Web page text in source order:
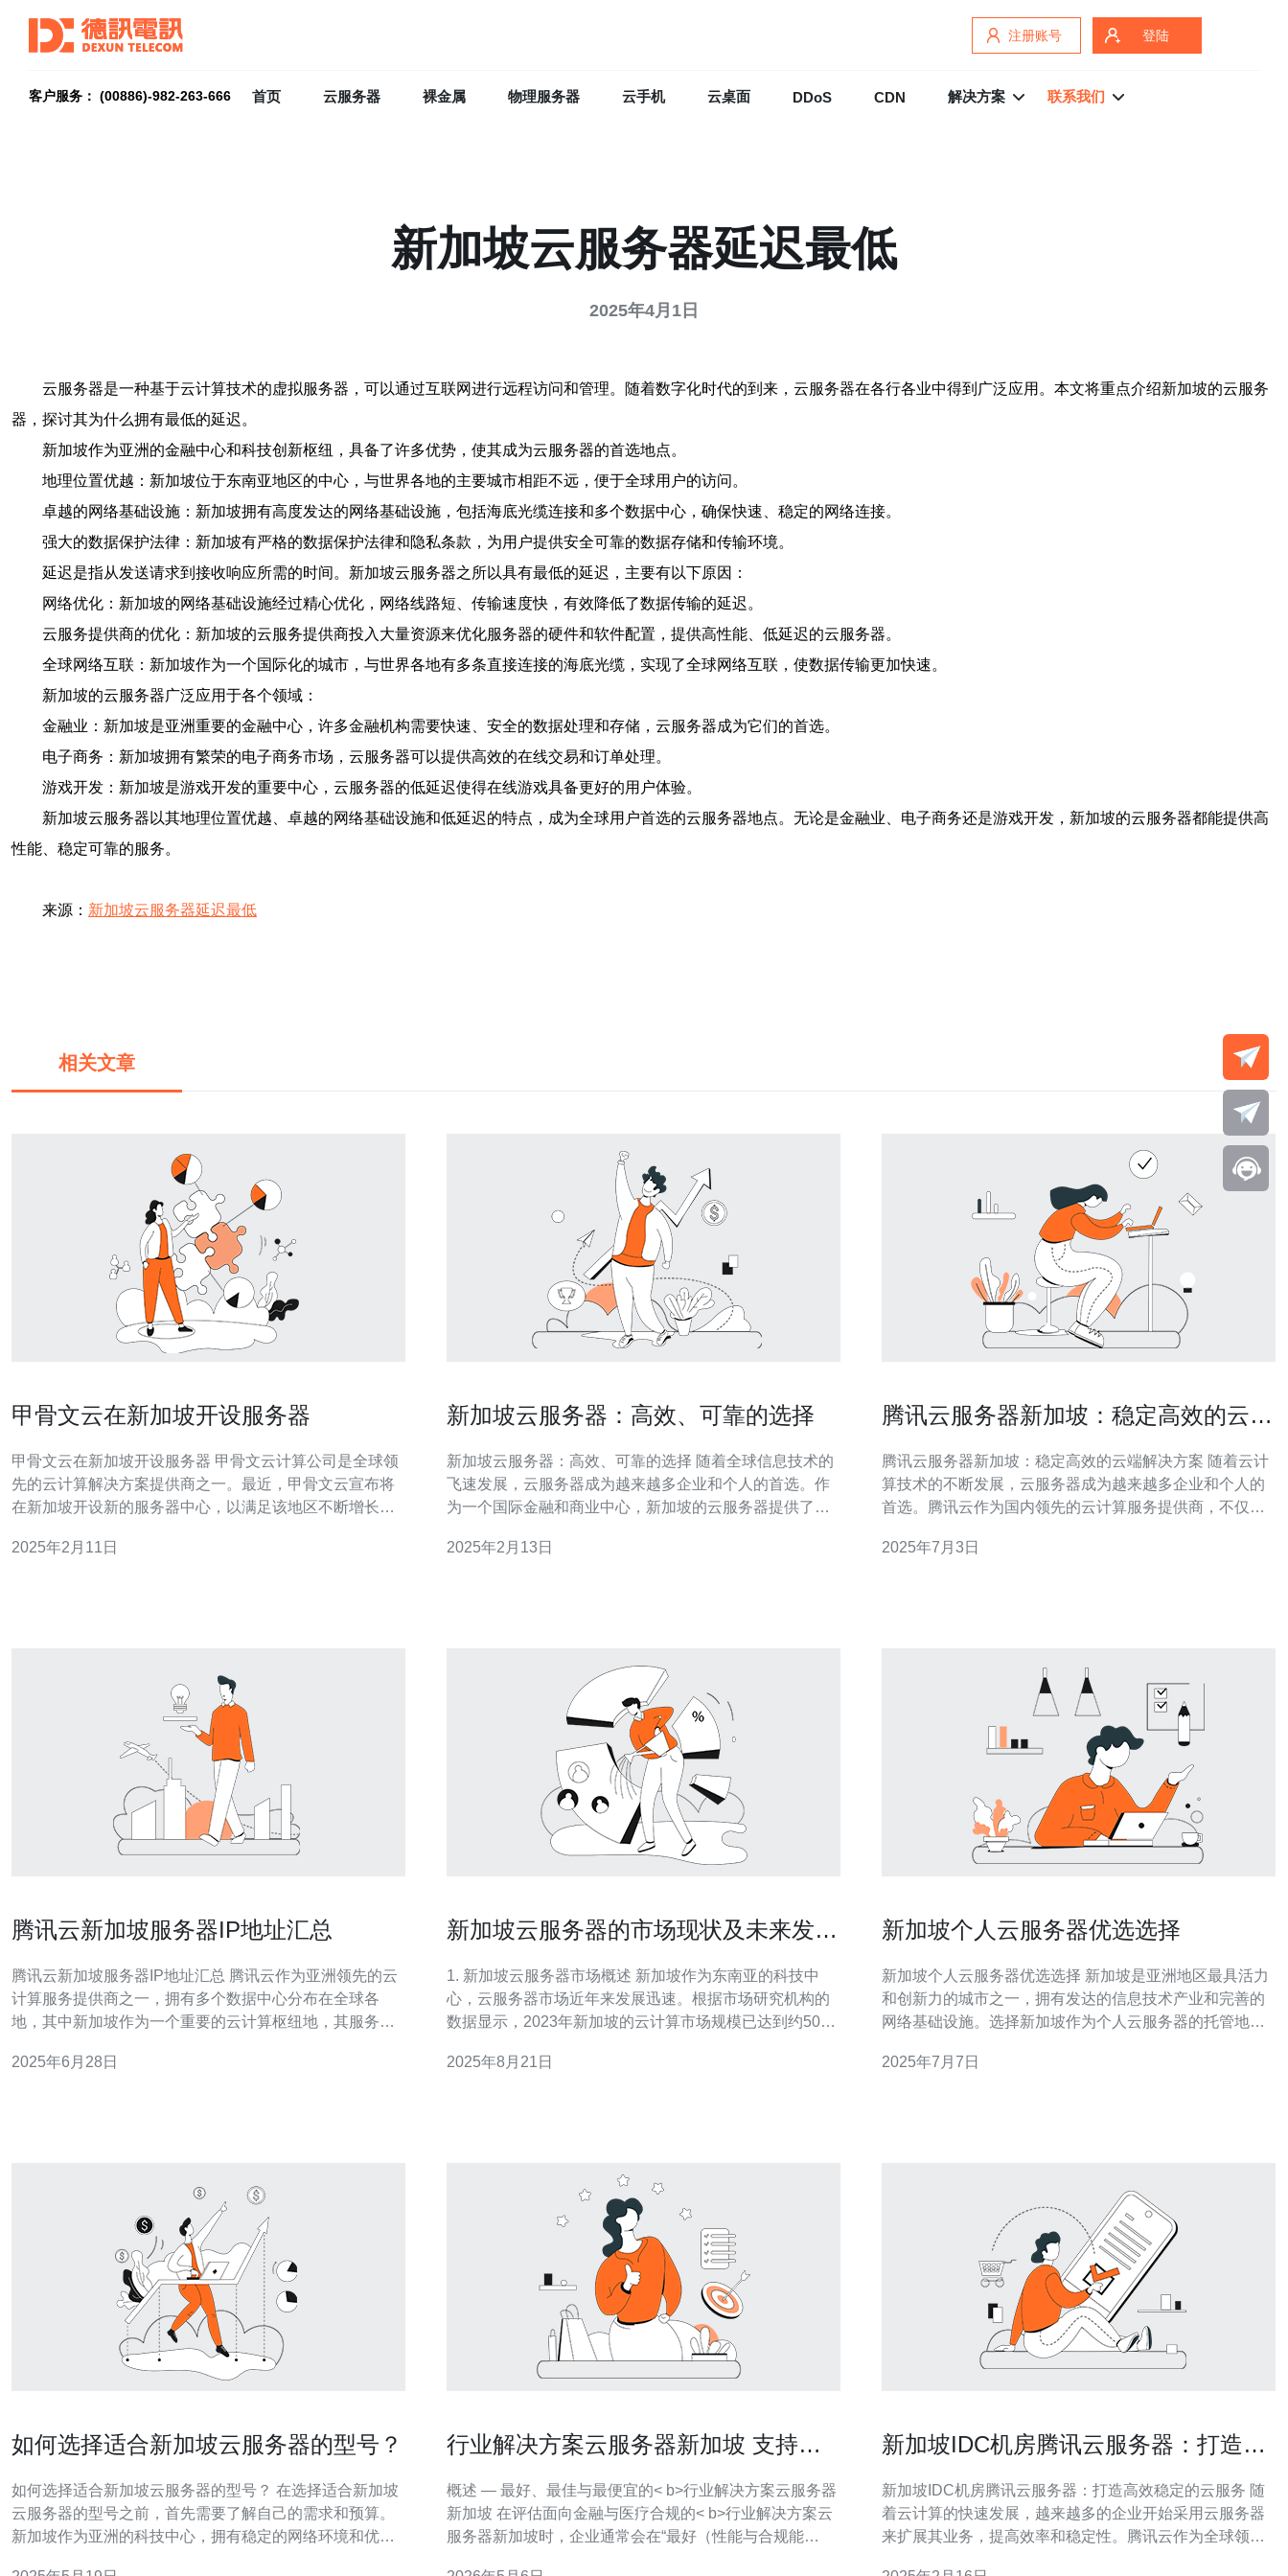
注册账号 登陆
客户服务： (00886)-982-263-666 首页 云服务器 裸金属 物理服务器 云手机 云桌面 DDoS CDN 解决方案 联系我们
新加坡云服务器延迟最低
2025年4月1日
云服务器是一种基于云计算技术的虚拟服务器，可以通过互联网进行远程访问和管理。随着数字化时代的到来，云服务器在各行各业中得到广泛应用。本文将重点介绍新加坡的云服务
器，探讨其为什么拥有最低的延迟。
新加坡作为亚洲的金融中心和科技创新枢纽，具备了许多优势，使其成为云服务器的首选地点。
地理位置优越：新加坡位于东南亚地区的中心，与世界各地的主要城市相距不远，便于全球用户的访问。
卓越的网络基础设施：新加坡拥有高度发达的网络基础设施，包括海底光缆连接和多个数据中心，确保快速、稳定的网络连接。
强大的数据保护法律：新加坡有严格的数据保护法律和隐私条款，为用户提供安全可靠的数据存储和传输环境。
延迟是指从发送请求到接收响应所需的时间。新加坡云服务器之所以具有最低的延迟，主要有以下原因：
网络优化：新加坡的网络基础设施经过精心优化，网络线路短、传输速度快，有效降低了数据传输的延迟。
云服务提供商的优化：新加坡的云服务提供商投入大量资源来优化服务器的硬件和软件配置，提供高性能、低延迟的云服务器。
全球网络互联：新加坡作为一个国际化的城市，与世界各地有多条直接连接的海底光缆，实现了全球网络互联，使数据传输更加快速。
新加坡的云服务器广泛应用于各个领域：
金融业：新加坡是亚洲重要的金融中心，许多金融机构需要快速、安全的数据处理和存储，云服务器成为它们的首选。
电子商务：新加坡拥有繁荣的电子商务市场，云服务器可以提供高效的在线交易和订单处理。
游戏开发：新加坡是游戏开发的重要中心，云服务器的低延迟使得在线游戏具备更好的用户体验。
新加坡云服务器以其地理位置优越、卓越的网络基础设施和低延迟的特点，成为全球用户首选的云服务器地点。无论是金融业、电子商务还是游戏开发，新加坡的云服务器都能提供高
性能、稳定可靠的服务。
来源： 新加坡云服务器延迟最低
相关文章
甲骨文云在新加坡开设服务器
甲骨文云在新加坡开设服务器 甲骨文云计算公司是全球领
先的云计算解决方案提供商之一。最近，甲骨文云宣布将
在新加坡开设新的服务器中心，以满足该地区不断增长的
美国加利福尼亚州。该公司提供各种云计算服务，包括基
2025年2月11日
新加坡云服务器：高效、可靠的选择
新加坡云服务器：高效、可靠的选择 随着全球信息技术的
飞速发展，云服务器成为越来越多企业和个人的首选。作
为一个国际金融和商业中心，新加坡的云服务器提供了高
点。 新加坡拥有先进的通信基础设施和高速网络连接，使
2025年2月13日
腾讯云服务器新加坡：稳定高效的云端
腾讯云服务器新加坡：稳定高效的云端解决方案 随着云计
算技术的不断发展，云服务器成为越来越多企业和个人的
首选。腾讯云作为国内领先的云计算服务提供商，不仅在
绩。其中，腾讯云服务器在新加坡地区备受青睐，成为许
2025年7月3日
腾讯云新加坡服务器IP地址汇总
腾讯云新加坡服务器IP地址汇总 腾讯云作为亚洲领先的云
计算服务提供商之一，拥有多个数据中心分布在全球各
地，其中新加坡作为一个重要的云计算枢纽地，其服务器
细汇总： 以下是腾讯云在新加坡地区的服务器IP地址列
2025年6月28日
新加坡云服务器的市场现状及未来发展
1. 新加坡云服务器市场概述 新加坡作为东南亚的科技中
心，云服务器市场近年来发展迅速。根据市场研究机构的
数据显示，2023年新加坡的云计算市场规模已达到约50亿
业对数字化转型的持续投资，以及对高可用性、低延迟的
2025年8月21日
新加坡个人云服务器优选选择
新加坡个人云服务器优选选择 新加坡是亚洲地区最具活力
和创新力的城市之一，拥有发达的信息技术产业和完善的
网络基础设施。选择新加坡作为个人云服务器的托管地
新加坡个人云服务器提供各种不同的服务，包括虚拟服务
2025年7月7日
如何选择适合新加坡云服务器的型号？
如何选择适合新加坡云服务器的型号？ 在选择适合新加坡
云服务器的型号之前，首先需要了解自己的需求和预算。
新加坡作为亚洲的科技中心，拥有稳定的网络环境和优质
行业解决方案云服务器新加坡 支持金
概述 — 最好、最佳与最便宜的< b>行业解决方案云服务器
新加坡 在评估面向金融与医疗合规的< b>行业解决方案云
服务器新加坡时，企业通常会在“最好（性能与合规能
新加坡IDC机房腾讯云服务器：打造高
新加坡IDC机房腾讯云服务器：打造高效稳定的云服务 随
着云计算的快速发展，越来越多的企业开始采用云服务器
来扩展其业务，提高效率和稳定性。腾讯云作为全球领先